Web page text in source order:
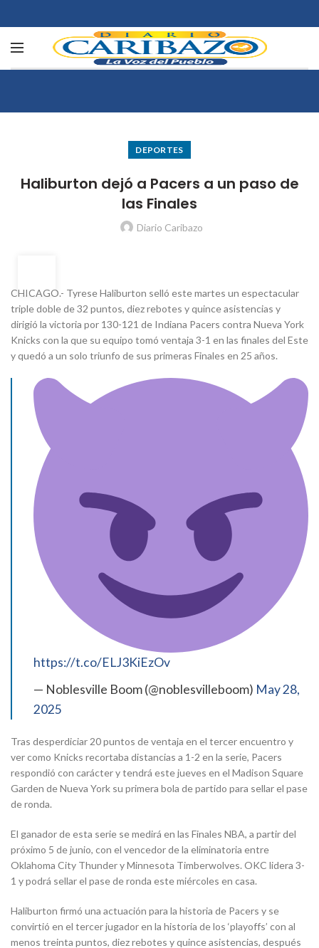
DEPORTES
Haliburton dejó a Pacers a un paso de
las Finales
Diario Caribazo
CHICAGO.- Tyrese Haliburton selló este martes un espectacular
triple doble de 32 puntos, diez rebotes y quince asistencias y
dirigió la victoria por 130-121 de Indiana Pacers contra Nueva York
Knicks con la que su equipo tomó ventaja 3-1 en las finales del Este
y quedó a un solo triunfo de sus primeras Finales en 25 años.
https://t.co/ELJ3KiEzOv
— Noblesville Boom (@noblesvilleboom) May 28,
2025
Tras desperdiciar 20 puntos de ventaja en el tercer encuentro y
ver como Knicks recortaba distancias a 1-2 en la serie, Pacers
respondió con carácter y tendrá este jueves en el Madison Square
Garden de Nueva York su primera bola de partido para sellar el pase
de ronda.
El ganador de esta serie se medirá en las Finales NBA, a partir del
próximo 5 de junio, con el vencedor de la eliminatoria entre
Oklahoma City Thunder y Minnesota Timberwolves. OKC lidera 3-
1 y podrá sellar el pase de ronda este miércoles en casa.
Haliburton firmó una actuación para la historia de Pacers y se
convirtió en el tercer jugador en la historia de los ‘playoffs’ con al
menos treinta puntos, diez rebotes y quince asistencias, después